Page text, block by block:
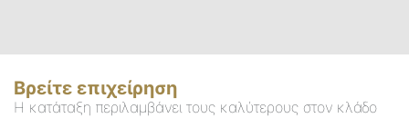
Βρείτε επιχείρηση
Η κατάταξη περιλαμβάνει τους καλύτερους στον κλάδο